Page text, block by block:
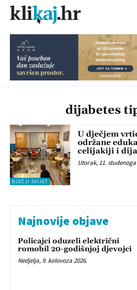
dijabetes
DJEČJI SVIJET
U dječjem
održane
celijakiji i
Utorak, 11. studenoga
Najnovije objave
Policajci oduzeli električni
romobil 20-godišnjoj djevojci
Nedjelja, 9. kolovoza 2026.